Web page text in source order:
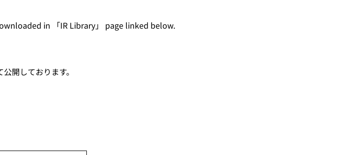
in 「IR Library」 page linked below.
開しております。